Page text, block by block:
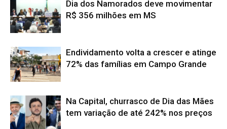
Dia dos Namorados deve movimentar
R$ 356 milhões em MS
Endividamento volta a crescer e atinge
72% das famílias em Campo Grande
Na Capital, churrasco de Dia das Mães
tem variação de até 242% nos preços